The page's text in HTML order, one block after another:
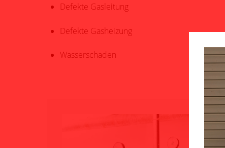
Defekte Gasleitung
Defekte Gasheizung
Wasserschaden